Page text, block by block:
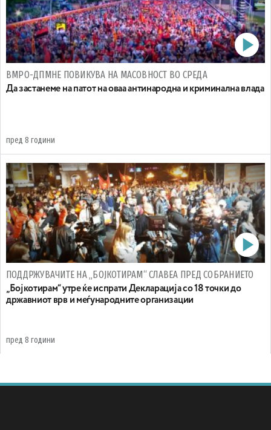
ВМРО-ДПМНЕ ПОВИКУВА НА МАСОВНОСТ ВО СРЕДА
Да застанеме на патот на оваа антинародна и криминална влада
пред 8 години
ПОДДРЖУВАЧИТЕ НА „БОЈКОТИРАМ“ СЛАВЕА ПРЕД СОБРАНИЕТО
„Бојкотирам“ утре ќе испрати Декларација со 18 точки до
државниот врв и меѓународните организации
пред 8 години